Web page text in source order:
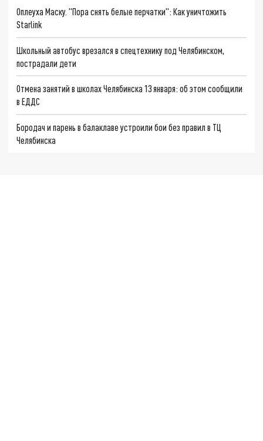
Оплеуха Маску. "Пора снять белые перчатки": Как уничтожить
Starlink
Школьный автобус врезался в спецтехнику под Челябинском,
пострадали дети
Отмена занятий в школах Челябинска 13 января: об этом сообщили
в ЕДДС
Бородач и парень в балаклаве устроили бои без правил в ТЦ
Челябинска